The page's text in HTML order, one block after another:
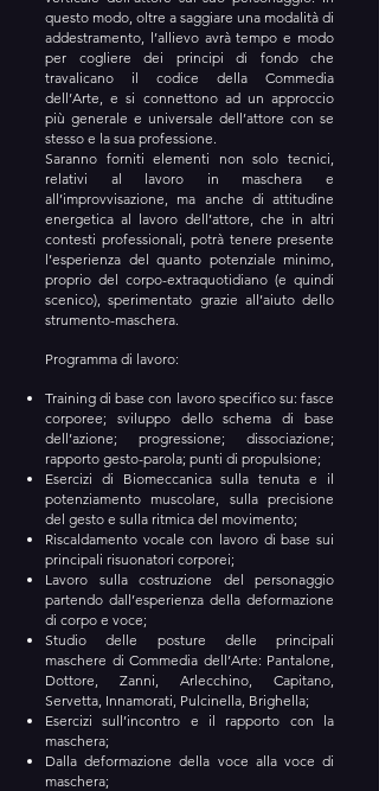
questo modo, oltre a saggiare una modalità di
addestramento, l’allievo avrà tempo e modo
per cogliere dei principi di fondo che
travalicano il codice della Commedia
dell’Arte, e si connettono ad un approccio
più generale e universale dell’attore con se
stesso e la sua professione.
Saranno forniti elementi non solo tecnici,
relativi al lavoro in maschera e
all’improvvisazione, ma anche di attitudine
energetica al lavoro dell’attore, che in altri
contesti professionali, potrà tenere presente
l’esperienza del quanto potenziale minimo,
proprio del corpo-extraquotidiano (e quindi
scenico), sperimentato grazie all’aiuto dello
strumento-maschera.
Programma di lavoro:
Training di base con lavoro specifico su: fasce
corporee; sviluppo dello schema di base
dell’azione; progressione; dissociazione;
rapporto gesto-parola; punti di propulsione;
Esercizi di Biomeccanica sulla tenuta e il
potenziamento muscolare, sulla precisione
del gesto e sulla ritmica del movimento;
Riscaldamento vocale con lavoro di base sui
principali risuonatori corporei;
Lavoro sulla costruzione del personaggio
partendo dall’esperienza della deformazione
di corpo e voce;
Studio delle posture delle principali
maschere di Commedia dell’Arte: Pantalone,
Dottore, Zanni, Arlecchino, Capitano,
Servetta, Innamorati, Pulcinella, Brighella;
Esercizi sull’incontro e il rapporto con la
maschera;
Dalla deformazione della voce alla voce di
maschera;